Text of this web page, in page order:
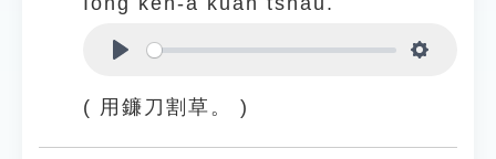
( 用鐮刀割草。 )